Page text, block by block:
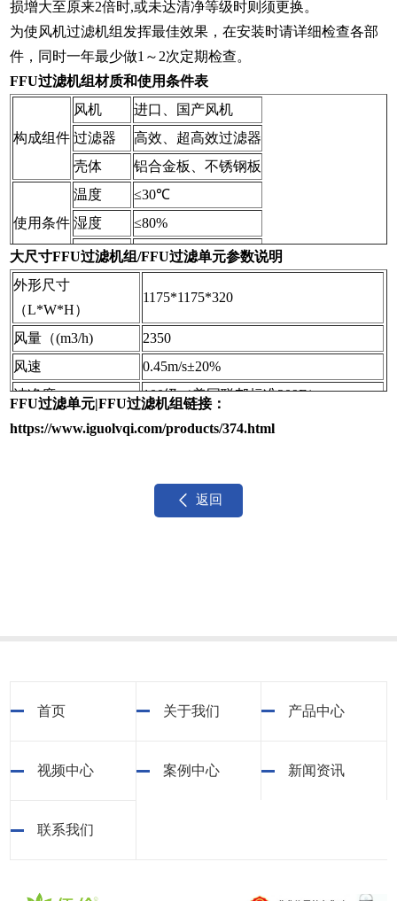
损增大至原来2倍时,或未达清净等级时则须更换。
为使风机过滤机组发挥最佳效果，在安装时请详细检查各部
件，同时一年最少做1～2次定期检查。
FFU过滤机组材质和使用条件表
构成组件
风机
进口、国产风机
过滤器
高效、超高效过滤器
壳体
铝合金板、不锈钢板
使用条件
温度
≤30℃
湿度
≤80%
回风压力 1个大气压
大尺寸FFU过滤机组/FFU过滤单元参数说明
外形尺寸
（L*W*H）
1175*1175*320
风量（(m3/h)
2350
风速
0.45m/s±20%
洁净度
100级（美国联邦标准209E）
HEPA效率
99.999%@0.3μm
0.35m/s) <52db
FFU过滤单元|FFU过滤机组链接：
https://www.iguolvqi.com/products/374.html
返回
首页 关于我们 产品中心
视频中心 案例中心 新闻资讯
联系我们